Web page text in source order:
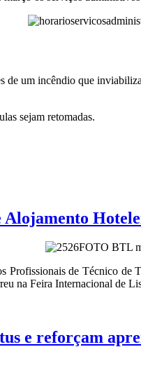
de um incêndio que
sejam retomadas.
Alojamento
Profissionais de Técnico
na Feira Internacional de
e reforçam